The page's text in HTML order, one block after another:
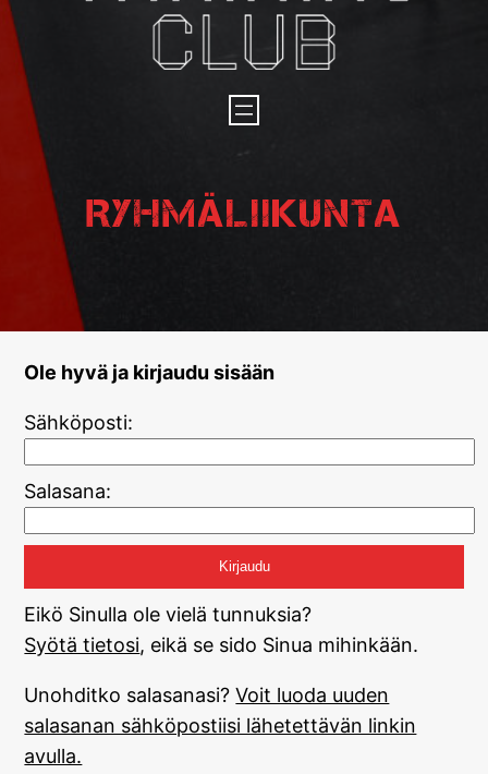
Ryhmäliikunta
Ole hyvä ja kirjaudu sisään
Sähköposti:
Salasana:
Eikö Sinulla ole vielä tunnuksia?
Syötä tietosi, eikä se sido Sinua mihinkään.
Unohditko salasanasi?Voit luoda uuden
salasanan sähköpostiisi lähetettävän linkin
avulla.